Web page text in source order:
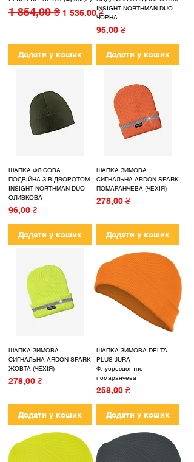
Звичайна ціна
1 854,00 ₴ За розпродажем
1 536,00 ₴
Додати у кошик
INSIGHT NORTHMAN DUO
ЧОРНА
Ціна
96,00 ₴
Додати у кошик
ШАПКА ФЛІСОВА
ПОДВІЙНА З ВІДВОРОТОМ
INSIGHT NORTHMAN DUO
ОЛИВКОВА
Ціна
96,00 ₴
Додати у кошик
ШАПКА ЗИМОВА
СИГНАЛЬНА ARDON SPARK
ПОМАРАНЧЕВА (ЧЕХІЯ)
Ціна
278,00 ₴
Додати у кошик
ШАПКА ЗИМОВА
СИГНАЛЬНА ARDON SPARK
ЖОВТА (ЧЕХІЯ)
Ціна
278,00 ₴
Додати у кошик
ШАПКА ЗИМОВА DELTA
PLUS JURA
Флуоресцентно-
помаранчева
Ціна
258,00 ₴
Додати у кошик